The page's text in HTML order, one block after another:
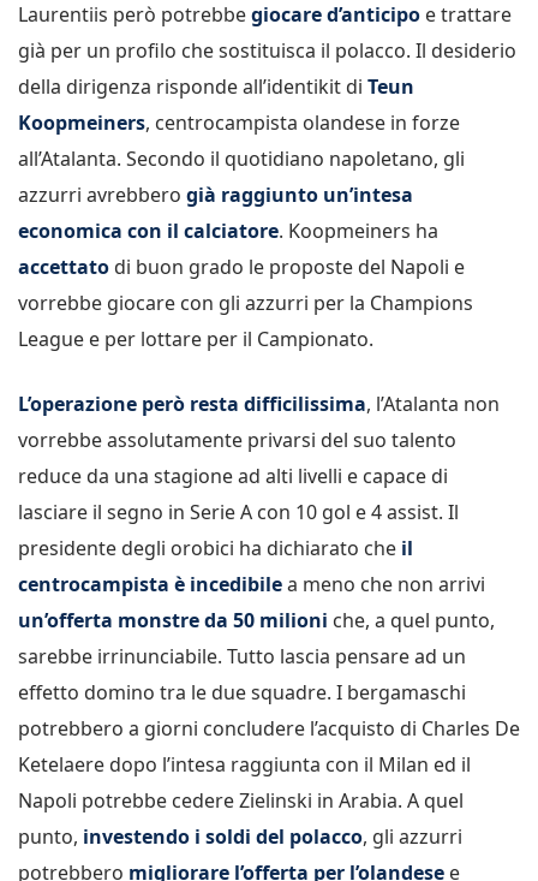
Laurentiis però potrebbegiocare d’anticipo e trattare
già per un profilo che sostituisca il polacco. Il desiderio
della dirigenza risponde all’identikit di Teun
Koopmeiners, centrocampista olandese in forze
all’Atalanta. Secondo il quotidiano napoletano, gli
azzurri avrebbero già raggiunto un’intesa
economica con il calciatore. Koopmeiners ha
accettato di buon grado le proposte del Napoli e
vorrebbe giocare con gli azzurri per la Champions
League e per lottare per il Campionato.
L’operazione però resta difficilissima, l’Atalanta non
vorrebbe assolutamente privarsi del suo talento
reduce da una stagione ad alti livelli e capace di
lasciare il segno in Serie A con 10 gol e 4 assist. Il
presidente degli orobici ha dichiarato che il
centrocampista è incedibilea meno che non arrivi
un’offerta monstre da 50 milioni che, a quel punto,
sarebbe irrinunciabile. Tutto lascia pensare ad un
effetto domino tra le due squadre. I bergamaschi
potrebbero a giorni concludere l’acquisto di Charles De
Ketelaere dopo l’intesa raggiunta con il Milan ed il
Napoli potrebbe cedere Zielinski in Arabia. A quel
punto, investendo i soldi del polacco, gli azzurri
potrebbero migliorare l’offerta per l’olandese e